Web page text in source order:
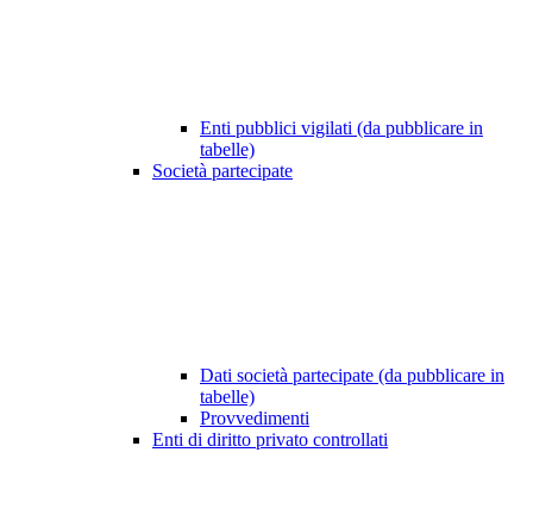
Enti pubblici vigilati (da pubblicare in
tabelle)
Società partecipate
Dati società partecipate (da pubblicare in
tabelle)
Provvedimenti
Enti di diritto privato controllati